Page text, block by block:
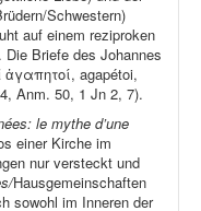
Schwestern)
auf einem reziproken
Briefe des Johannes
ἀγαπητοί, agapétoi,
Anm. 50, 1 Jn 2, 7).
le mythe d’une
einer Kirche im
nur versteckt und
Hausgemeinschaften
sowohl im Inneren der